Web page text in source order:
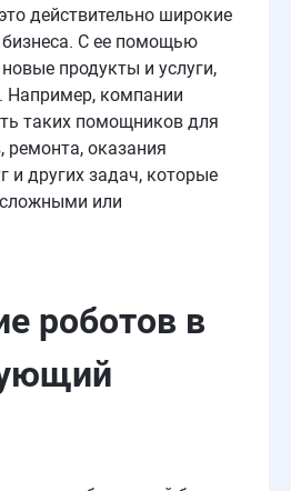
действительно широкие
С ее помощью
продукты и услуги,
Например, компании
таких помощников для
ремонта, оказания
и других задач, которые
или
роботов в